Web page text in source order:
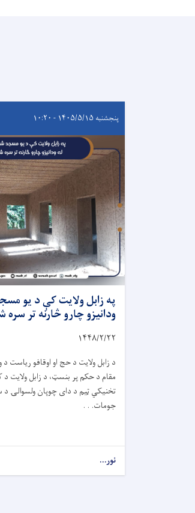
پنجشنبه ۱۴۰۵/۵/۱۵ - ۱۰:۲۰
په زابل ولایت کې د یو
ودانیزو چارو څارنه تر سره
۱۴۴۸/۲/۲۲
د زابل ولایت د حج او اوقافو ریاست د
مقام د حکم پر بنسټ، د زابل ولایت د
تخنیکي ټیم د دای چوپان ولسوالۍ
جومات. . .
نور...